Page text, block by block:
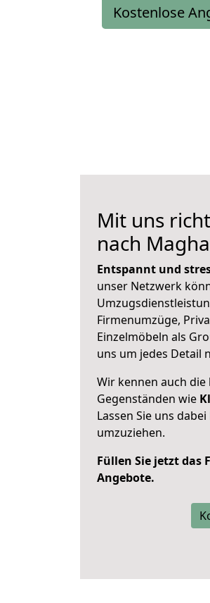
Kostenlose
Mit uns
nach
Entspannt und
unser Netzwerk
Firmenumzüge,
Einzelmöbeln als
uns um jedes Detail
Wir kennen auch
Gegenständen wie
Lassen Sie uns
umzuziehen.
Füllen Sie jetzt das
Angebote.